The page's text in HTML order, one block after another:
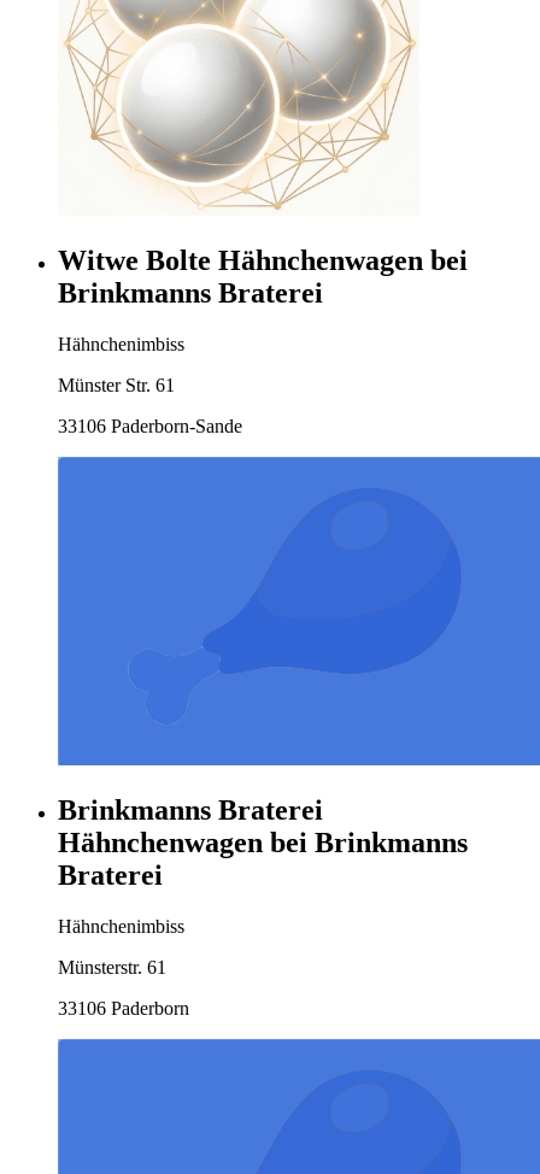
Witwe Bolte Hähnchenwagen bei
Brinkmanns Braterei
Hähnchenimbiss
Münster Str. 61
33106 Paderborn-Sande
Brinkmanns Braterei
Hähnchenwagen bei Brinkmanns
Braterei
Hähnchenimbiss
Münsterstr. 61
33106 Paderborn